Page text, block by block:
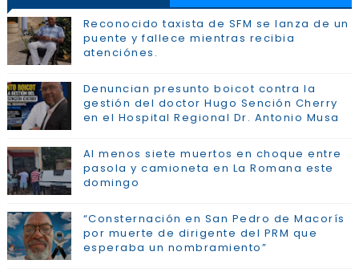
Reconocido taxista de SFM se lanza de un
puente y fallece mientras recibia
atenciónes.
Denuncian presunto boicot contra la
gestión del doctor Hugo Sención Cherry
en el Hospital Regional Dr. Antonio Musa
Al menos siete muertos en choque entre
pasola y camioneta en La Romana este
domingo
“Consternación en San Pedro de Macorís
por muerte de dirigente del PRM que
esperaba un nombramiento”